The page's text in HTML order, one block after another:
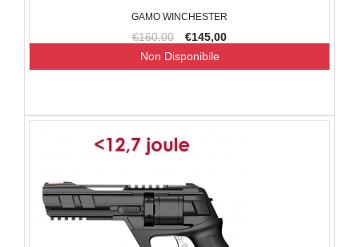
GAMO WINCHESTER
€160,00 €145,00
Non Disponibile